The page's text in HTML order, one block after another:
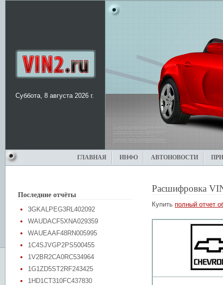
Суббота, 8 августа 2026 г.
ГЛАВНАЯ ИНФО АВТОНОВОСТИ
Последние отчёты
3GKALPEG3RL402092
WAUDACF5XNA029359
WAUEAAF48RN005995
1C4SJVGP2PS500455
1V2BR2CA0RC534964
1G1ZD5ST2RF243425
1HD1CT310FC437830
Расшифровка
Купить полный отчет